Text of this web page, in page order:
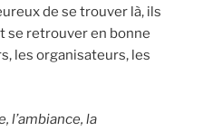
de se trouver là, ils
se retrouver en bonne
les organisateurs, les
l’ambiance, la